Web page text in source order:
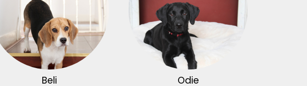
Beli Odie